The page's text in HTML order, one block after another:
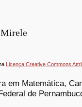
Licença Creative Commons